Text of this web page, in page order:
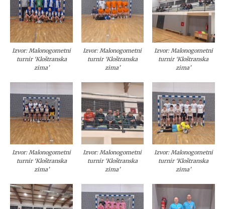
Izvor: Malonogometni
turnir ‘Kloštranska
zima’
Izvor: Malonogometni
turnir ‘Kloštranska
zima’
Izvor: Malonogometni
turnir ‘Kloštranska
zima’
Izvor: Malonogometni
turnir ‘Kloštranska
zima’
Izvor: Malonogometni
turnir ‘Kloštranska
zima’
Izvor: Malonogometni
turnir ‘Kloštranska
zima’